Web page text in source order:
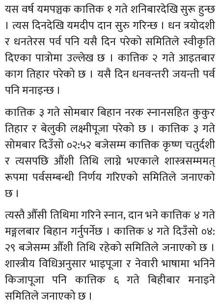
यस वर्ष यमपञ्चक कात्तिक १ गते शनिबारदेखि सुरू हुन्छ
। त्यस दिनदेखि यमदीप दान सुरु गरिन्छ । धन त्रयोदशी
र धनतेरस पर्व पनि यसै दिन परेको समितिले स्वीकृति
दिएका पात्रोमा उल्लेख छ । कात्तिक २ गते आइतबार
काग तिहार परेको छ । यसै दिन धनवन्तरी जयन्ती पर्व
पनि मनाइन्छ ।
कात्तिक ३ गते सोमबार बिहान नरक स्नानसहित कुकुर
तिहार र बेलुकी लक्ष्मीपूजा परेको छ । कात्तिक ३ गते
सोमबार दिउँसो ०२:५२ बजेसम्म कात्तिक कृष्ण चतुर्दशी
र त्यसपछि औंशी तिथि लाग्ने भएकाले शास्त्रसम्ममत्
रूपमा पर्वसम्बन्धी निर्णय गरिएको समितिले जनाएको
छ ।
त्यस्तै औँसी तिथिमा गरिने स्नान, दान भने कात्तिक ४ गते
मङ्गलबार बिहान गर्नुपर्नेछ । कात्तिक ४ गते दिउँसो ०४:
२९ बजेसम्म औँशी तिथि रहेको समितिले जनाएको छ ।
शास्त्रीय विधिअनुसार भाइपूजा र नेवारी भाषामा भनिने
किजापूजा पनि कात्तिक ६ गते बिहीबार मनाइने
समितिले जनाएको छ ।